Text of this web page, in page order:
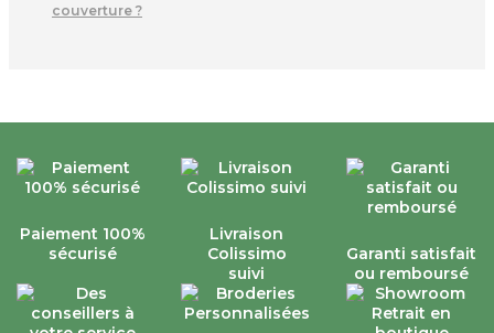
couverture ?
Paiement 100%
sécurisé
Livraison
Colissimo
suivi
Garanti satisfait
ou remboursé